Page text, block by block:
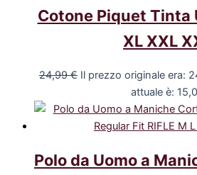
Cotone Piquet Tinta
XL XXL
24,99€ Il prezzo originale era:
attuale è:
Polo da Uomo a